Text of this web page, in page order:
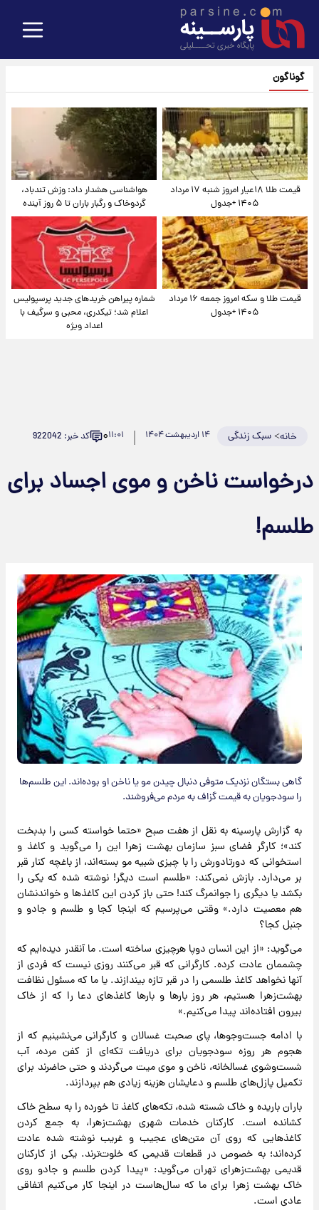
گوناگون
قیمت طلا ۱۸عیار امروز شنبه ۱۷ مرداد
۱۴۰۵ +جدول
هواشناسی هشدار داد: وزش تندباد،
گردوخاک و رگبار باران تا ۵ روز آینده
قیمت طلا و سکه امروز جمعه ۱۶ مرداد
۱۴۰۵ +جدول
شماره پیراهن خریدهای جدید پرسپولیس
اعلام شد؛ تیکدری، محبی و سرگیف با
اعداد ویژه
خانه>سبک زندگی ۱۴ اردیبهشت ۱۴۰۴ ۱۱:۰۱۰ کد خبر: 922042
درخواست ناخن و موی اجساد برای
طلسم!
گاهی بستگان نزدیک متوفی‌ دنبال چیدن مو یا ناخن او بوده‌اند. این طلسم‌ها
را سودجویان به قیمت گزاف به مردم می‌فروشند.
به گزارش پارسینه به نقل از هفت صبح «حتما خواسته کسی را بدبخت
کند»؛ کارگر فضای سبز سازمان بهشت زهرا این را می‌گوید و کاغذ و
استخوانی که دورتادورش را با چیزی شبیه مو بسته‌اند، از باغچه‌ کنار قبر
بر می‌دارد. بازش نمی‌کند: «طلسم است دیگر! نوشته شده که یکی را
بکشد یا دیگری را جوانمرگ کند! حتی باز کردن این کاغذها و خواندنشان
هم معصیت دارد.» وقتی می‌پرسیم که اینجا کجا و طلسم و جادو و
جنبل کجا؟
می‌گوید: «از این انسان دوپا هرچیزی ساخته است. ما آنقدر دیده‌ایم که
چشممان عادت کرده. کارگرانی که قبر می‌کنند روزی نیست که فردی از
آنها نخواهد کاغذ طلسمی را در قبر تازه بیندازند. یا ما که مسئول نظافت
بهشت‌زهرا هستیم، هر روز بارها و بارها کاغذهای دعا را که از خاک
بیرون افتاده‌اند پیدا می‌کنیم.»
با ادامه جست‌وجوها، پای صحبت غسالان و کارگرانی می‌نشینیم که از
هجوم هر روزه سودجویان برای دریافت تکه‌ای از کفن مرده، آب
شست‌وشوی غسالخانه، ناخن و موی میت می‌گردند و حتی حاضرند برای
تکمیل پازل‌های طلسم و دعایشان هزینه زیادی هم بپردازند.
باران باریده و خاک شسته شده، تکه‌های کاغذ تا خورده را به سطح خاک
کشانده است. کارکنان خدمات شهری بهشت‌زهرا، به جمع کردن
کاغذهایی که روی آن متن‌های عجیب و غریب نوشته شده عادت
کرده‌اند؛ به خصوص در قطعات قدیمی‌ که خلوت‌ترند. یکی از کارکنان
قدیمی بهشت‌زهرای تهران می‌گوید: «پیدا کردن طلسم و جادو روی
خاک بهشت زهرا برای ما که سال‌هاست در اینجا کار می‌کنیم اتفاقی
عادی است.